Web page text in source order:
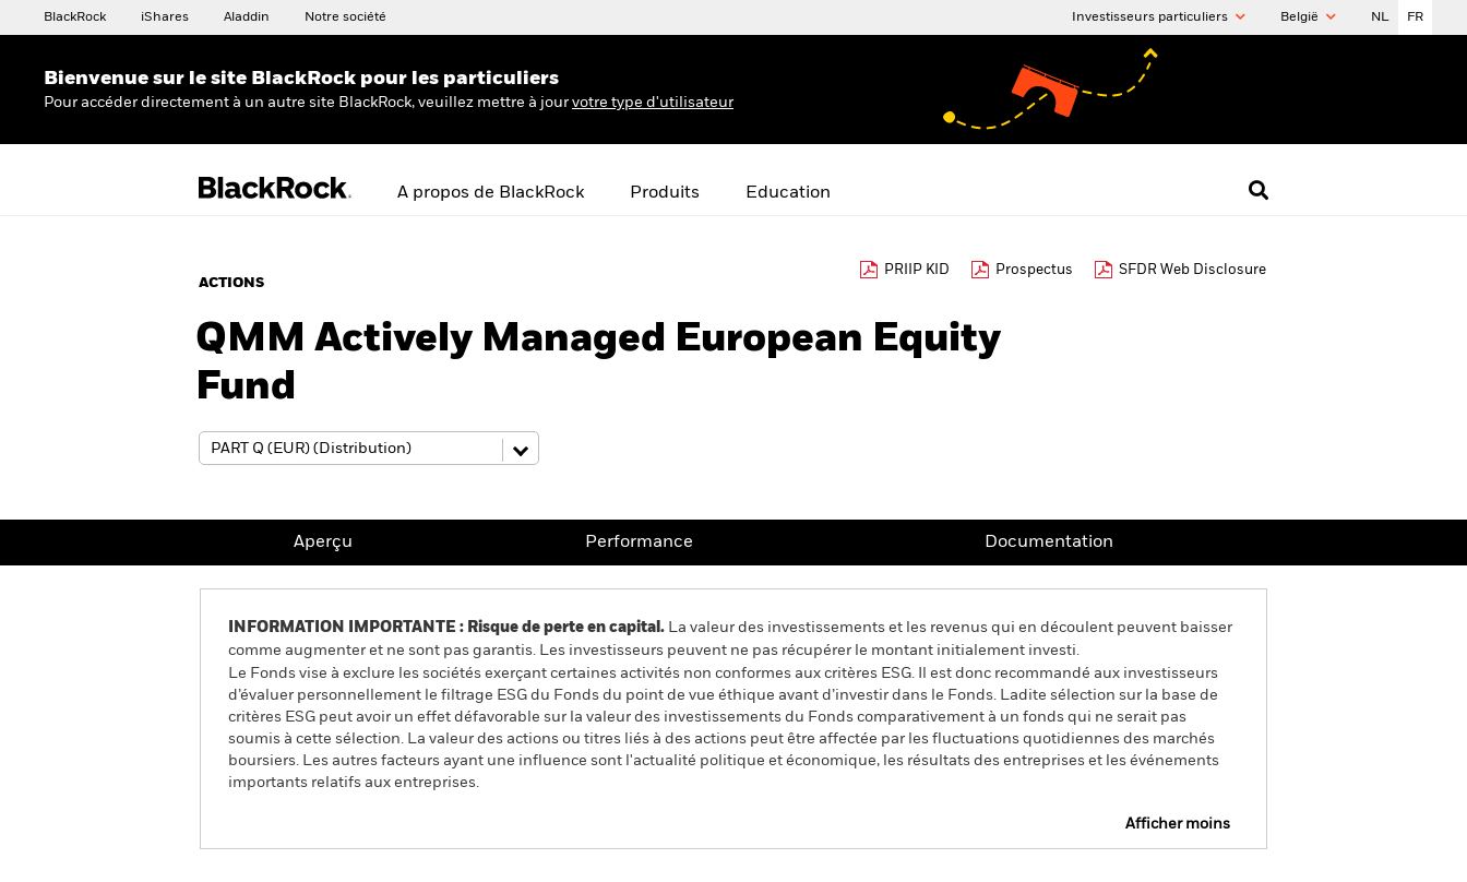
BlackRock iShares Aladdin Notre société Investisseurs particuliers België NL FR
Bienvenue sur le site BlackRock pour les particuliers
Pour accéder directement à un autre site BlackRock, veuillez mettre à jour votre type d'utilisateur
A propos de BlackRock Produits Education
ACTIONS
PRIIP KID Prospectus SFDR Web Disclosure
QMM Actively Managed European Equity
Fund
Aperçu Performance Documentation
INFORMATION IMPORTANTE : Risque de perte en capital. La valeur des investissements et les revenus qui en découlent peuvent baisser
comme augmenter et ne sont pas garantis. Les investisseurs peuvent ne pas récupérer le montant initialement investi.
Le Fonds vise à exclure les sociétés exerçant certaines activités non conformes aux critères ESG. Il est donc recommandé aux investisseurs
d’évaluer personnellement le filtrage ESG du Fonds du point de vue éthique avant d’investir dans le Fonds. Ladite sélection sur la base de
critères ESG peut avoir un effet défavorable sur la valeur des investissements du Fonds comparativement à un fonds qui ne serait pas
soumis à cette sélection. La valeur des actions ou titres liés à des actions peut être affectée par les fluctuations quotidiennes des marchés
boursiers. Les autres facteurs ayant une influence sont l'actualité politique et économique, les résultats des entreprises et les événements
importants relatifs aux entreprises.
Afficher moins